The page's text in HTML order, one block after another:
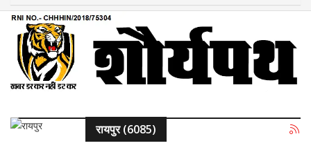
रायपुर (6085)